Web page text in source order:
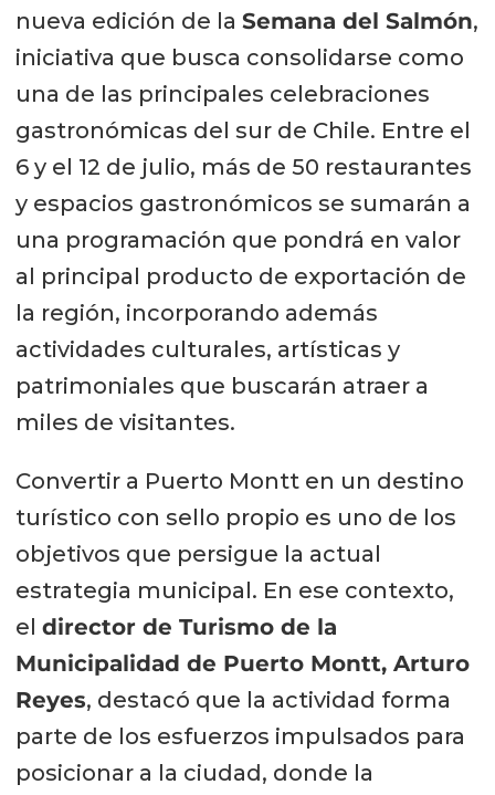
nueva edición de la Semana del Salmón,
iniciativa que busca consolidarse como
una de las principales celebraciones
gastronómicas del sur de Chile. Entre el
6 y el 12 de julio, más de 50 restaurantes
y espacios gastronómicos se sumarán a
una programación que pondrá en valor
al principal producto de exportación de
la región, incorporando además
actividades culturales, artísticas y
patrimoniales que buscarán atraer a
miles de visitantes.
Convertir a Puerto Montt en un destino
turístico con sello propio es uno de los
objetivos que persigue la actual
estrategia municipal. En ese contexto,
el director de Turismo de la
Municipalidad de Puerto Montt, Arturo
Reyes, destacó que la actividad forma
parte de los esfuerzos impulsados para
posicionar a la ciudad, donde la